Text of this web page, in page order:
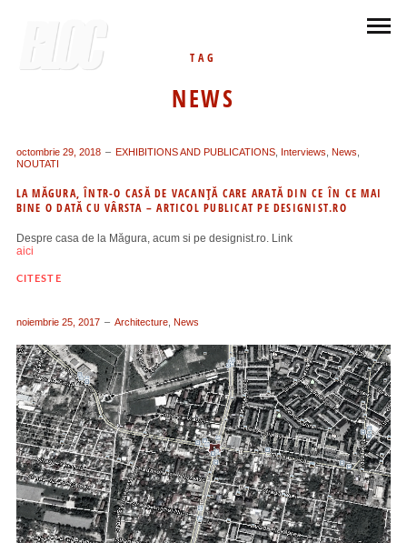
TAG
NEWS
octombrie 29, 2018 EXHIBITIONS AND PUBLICATIONS, Interviews News
NOUTATI
LA MĂGURA, ÎNTR-O CASĂ DE VACANȚĂ CARE ARATĂ DIN CE ÎN CE MAI
BINE O DATĂ CU VÂRSTA – ARTICOL PUBLICAT PE DESIGNIST.RO
Despre casa de la Măgura, acum si pe designist.ro. Link
aici
CITESTE
noiembrie 25, 2017 Architecture, News